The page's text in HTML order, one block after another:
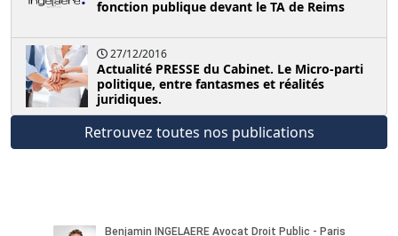
fonction publique devant le TA de Reims
27/12/2016
Actualité PRESSE du Cabinet. Le Micro-parti
politique, entre fantasmes et réalités
juridiques.
Retrouvez toutes nos publications